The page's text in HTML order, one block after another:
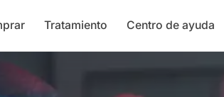
Tratamiento Centro de ayuda